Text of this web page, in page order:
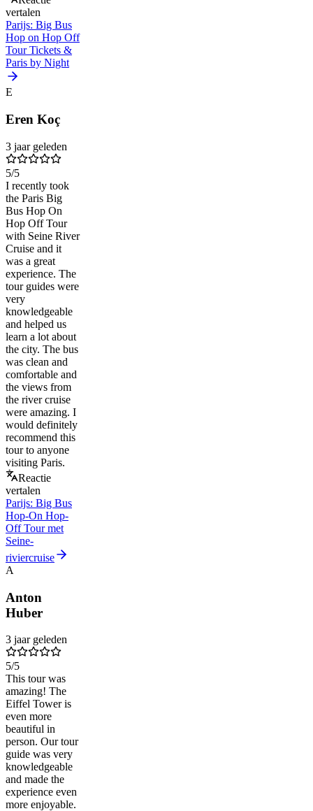
vertalen
Parijs: Big Bus
Hop on Hop Off
Tour Tickets &
Paris by Night
E
Eren Koç
3 jaar geleden
5/5
I recently took
the Paris Big
Bus Hop On
Hop Off Tour
with Seine River
Cruise and it
was a great
experience. The
tour guides were
very
knowledgeable
and helped us
learn a lot about
the city. The bus
was clean and
comfortable and
the views from
the river cruise
were amazing. I
would definitely
recommend this
tour to anyone
visiting Paris.
Reactie
vertalen
Parijs: Big Bus
Hop-On Hop-
Off Tour met
Seine-
riviercruise
A
Anton
Huber
3 jaar geleden
5/5
This tour was
amazing! The
Eiffel Tower is
even more
beautiful in
person. Our tour
guide was very
knowledgeable
and made the
experience even
more enjoyable.